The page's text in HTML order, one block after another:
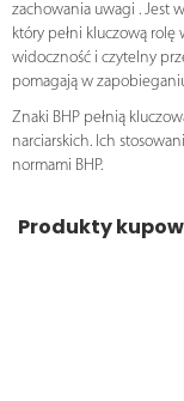
zachowania uwagi . Jest
który pełni kluczową
widoczność i czytelny
pomagają w
Znaki BHP pełnią
narciarskich. Ich
normami BHP.
Produkty